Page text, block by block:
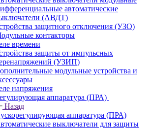
автоматические
(АВДТ)
защитного отключения (УЗО)
контакторы
времени
защиты от импульсных
(УЗИП)
модульные устройства и
напряжения
аппаратура (ПРА)
Назад
аппаратура (ПРА)
выключатели для защиты